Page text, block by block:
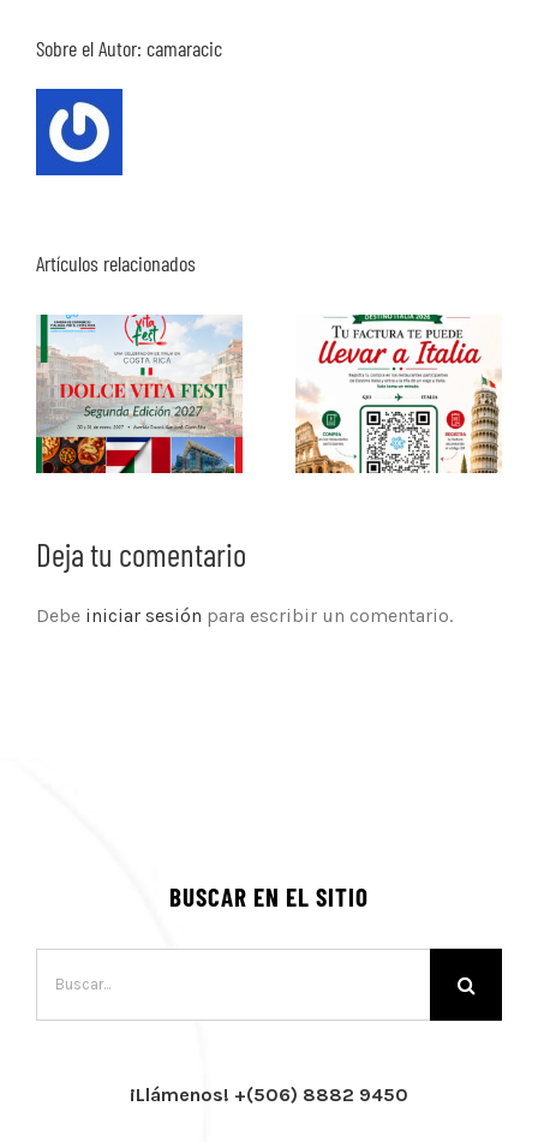
Sobre el Autor: camaracic
Artículos relacionados
Deja tu comentario
Debe iniciar sesión para escribir un comentario.
BUSCAR EN EL SITIO
¡Llámenos! +(506) 8882 9450